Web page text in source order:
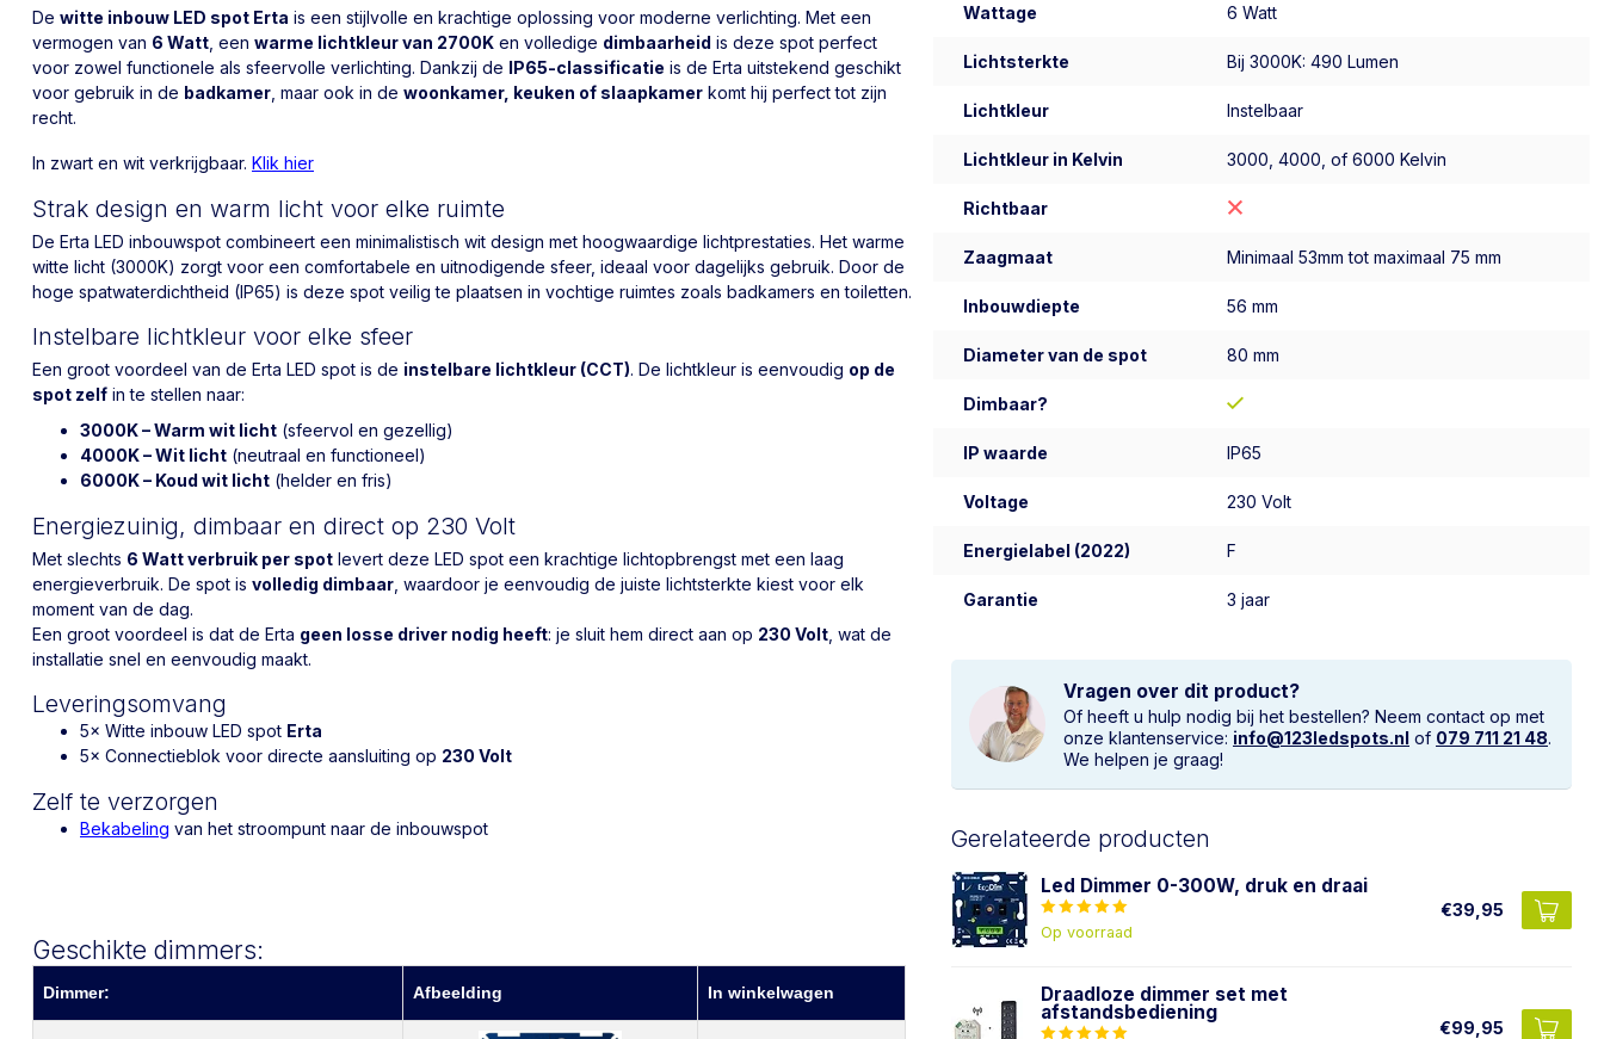
De witte inbouw LED spot Erta is een stijlvolle en krachtige oplossing voor moderne verlichting. Met een
vermogen van 6 Watt , een warme lichtkleur van 2700K en volledige dimbaarheid is deze spot perfect
voor zowel functionele als sfeervolle verlichting. Dankzij de IP65-classificatie is de Erta uitstekend geschikt
voor gebruik in de badkamer , maar ook in de woonkamer, keuken of slaapkamer komt hij perfect tot zijn
recht.
In zwart en wit verkrijgbaar. Klik hier
Strak design en warm licht voor elke ruimte
De Erta LED inbouwspot combineert een minimalistisch wit design met hoogwaardige lichtprestaties. Het warme
witte licht (3000K) zorgt voor een comfortabele en uitnodigende sfeer, ideaal voor dagelijks gebruik. Door de
hoge spatwaterdichtheid (IP65) is deze spot veilig te plaatsen in vochtige ruimtes zoals badkamers en toiletten.
Instelbare lichtkleur voor elke sfeer
Een groot voordeel van de Erta LED spot is de instelbare lichtkleur (CCT). De lichtkleur is eenvoudig op de
spot zelf in te stellen naar:
3000K – Warm wit licht (sfeervol en gezellig)
4000K – Wit licht (neutraal en functioneel)
6000K – Koud wit licht (helder en fris)
Energiezuinig, dimbaar en direct op 230 Volt
Met slechts 6 Watt verbruik per spot levert deze LED spot een krachtige lichtopbrengst met een laag
energieverbruik. De spot is volledig dimbaar , waardoor je eenvoudig de juiste lichtsterkte kiest voor elk
moment van de dag.
Een groot voordeel is dat de Erta geen losse driver nodig heeft: je sluit hem direct aan op 230 Volt , wat de
installatie snel en eenvoudig maakt.
Leveringsomvang
5× Witte inbouw LED spot Erta
5× Connectieblok voor directe aansluiting op 230 Volt
Zelf te verzorgen
Bekabeling van het stroompunt naar de inbouwspot
Geschikte dimmers:
Dimmer: Afbeelding In winkelwagen
Wattage 6 Watt
Lichtsterkte Bij 3000K: 490 Lumen
Lichtkleur Instelbaar
Lichtkleur in Kelvin 3000, 4000, of 6000 Kelvin
Richtbaar
Zaagmaat Minimaal 53mm tot maximaal 75 mm
Inbouwdiepte 56 mm
Diameter van de spot 80 mm
Dimbaar?
IP waarde IP65
Voltage 230 Volt
Energielabel (2022) F
Garantie 3 jaar
Vragen over dit product?
Of heeft u hulp nodig bij het bestellen? Neem contact op met
onze klantenservice: info@123ledspots.nl of 079 711 21 48.
We helpen je graag!
Gerelateerde producten
Led Dimmer 0-300W, druk en draai
Op voorraad
€39,95
Draadloze dimmer set met
afstandsbediening
€99,95